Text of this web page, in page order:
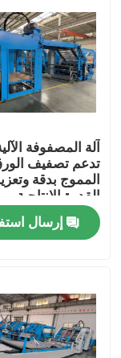
منتجات
عرض الواقع
آلة المصفوفة
تدعم تصفيف
المموج بدقة
القدرة الإنتاجية
إرسال